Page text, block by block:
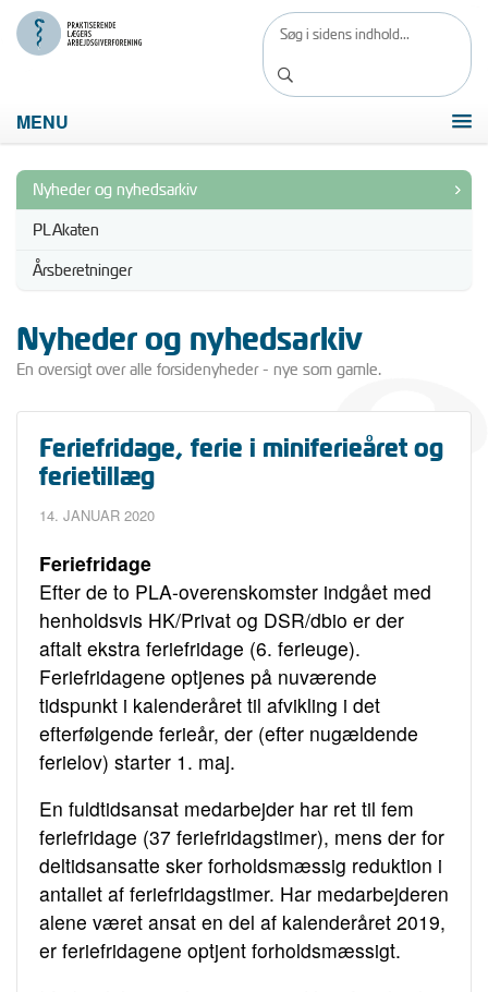
MENU
Nyheder og nyhedsarkiv
PLAkaten
Årsberetninger
Nyheder og nyhedsarkiv
En oversigt over alle forsidenyheder - nye som gamle.
Feriefridage, ferie i miniferieåret og
ferietillæg
14. JANUAR 2020
Feriefridage
Efter de to PLA-overenskomster indgået med
henholdsvis HK/Privat og DSR/dbio er der
aftalt ekstra feriefridage (6. ferieuge).
Feriefridagene optjenes på nuværende
tidspunkt i kalenderåret til afvikling i det
efterfølgende ferieår, der (efter nugældende
ferielov) starter 1. maj.
En fuldtidsansat medarbejder har ret til fem
feriefridage (37 feriefridagstimer), mens der for
deltidsansatte sker forholdsmæssig reduktion i
antallet af feriefridagstimer. Har medarbejderen
alene været ansat en del af kalenderåret 2019,
er feriefridagene optjent forholdsmæssigt.